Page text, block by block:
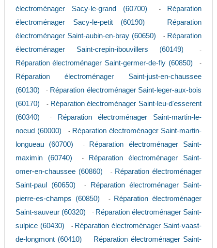
électroménager Sacy-le-grand (60700)
-
Réparation
électroménager Sacy-le-petit (60190)
-
Réparation
électroménager Saint-aubin-en-bray (60650)
- Réparation
électroménager Saint-crepin-ibouvillers (60149)
-
Réparation électroménager Saint-germer-de-fly (60850) -
Réparation électroménager Saint-just-en-chaussee
(60130)
- Réparation électroménager Saint-leger-aux-bois
(60170)
- Réparation électroménager Saint-leu-d'esserent
(60340)
-
Réparation électroménager Saint-martin-le-
noeud (60000)
- Réparation électroménager Saint-martin-
longueau (60700)
-
Réparation électroménager Saint-
maximin (60740)
-
Réparation électroménager Saint-
omer-en-chaussee (60860)
- Réparation électroménager
Saint-paul (60650)
-
Réparation électroménager Saint-
pierre-es-champs (60850)
-
Réparation électroménager
Saint-sauveur (60320)
- Réparation électroménager Saint-
sulpice (60430)
- Réparation électroménager Saint-vaast-
de-longmont (60410)
- Réparation électroménager Saint-